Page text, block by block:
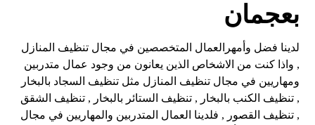
بعجمان
لدينا فضل وأمهرالعمال المتخصصين في مجال تنظيف المنازل
, واذا كنت من الاشخاص الذين يعانون من وجود عمال متدربين
ومهاريين في مجال تنظيف المنازل مثل تنظيف السجاد بالبخار
, تنظيف الكنب بالبخار , تنظيف الستائر بالبخار , تنظيف الشقق
, تنظيف القصور , فلدينا العمال المتدربين والمهاريين في مجال